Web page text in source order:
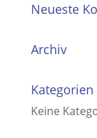
Neueste
Archiv
Kategorien
Keine